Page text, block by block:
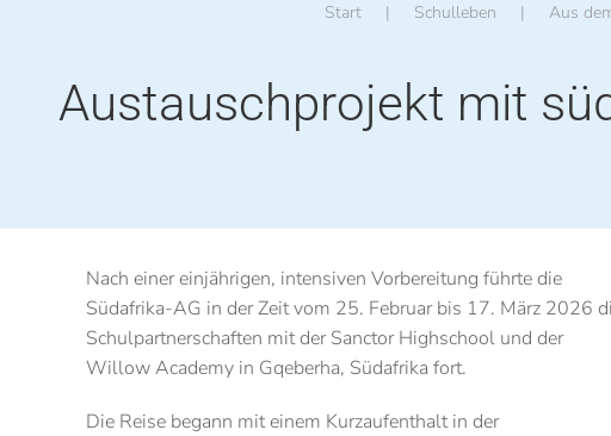
Start Schulleben Aus
Austauschprojekt mit
Nach einer einjährigen, intensiven Vorbereitung führte die
Südafrika-AG in der Zeit vom 25. Februar bis 17. März 2026
Schulpartnerschaften mit der Sanctor Highschool und der
Willow Academy in Gqeberha, Südafrika fort.
Die Reise begann mit einem Kurzaufenthalt in der